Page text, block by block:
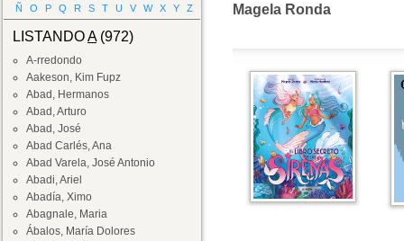
Ñ
O P Q R S T U V W X Y Z
LISTANDOA(972)
A-rredondo
Aakeson, Kim Fupz
Abad, Hermanos
Abad, Arturo
Abad, José
Abad Carlés, Ana
Abad Varela, José Antonio
Abadi, Ariel
Abadía, Ximo
Abagnale, Maria
Ábalos, María Dolores
Magela Ronda